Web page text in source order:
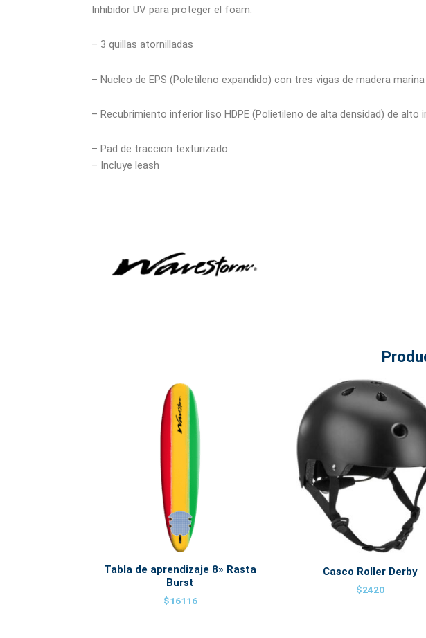
Inhibidor UV para proteger el foam.
– 3 quillas atornilladas
– Nucleo de EPS (Poletileno expandido) con tres vigas de madera
– Recubrimiento inferior liso HDPE (Polietileno de alta densidad) de alto
– Pad de traccion texturizado
– Incluye leash
Tabla de aprendizaje 8» Rasta
Burst
$16116
Casco Roller Derby
$2420